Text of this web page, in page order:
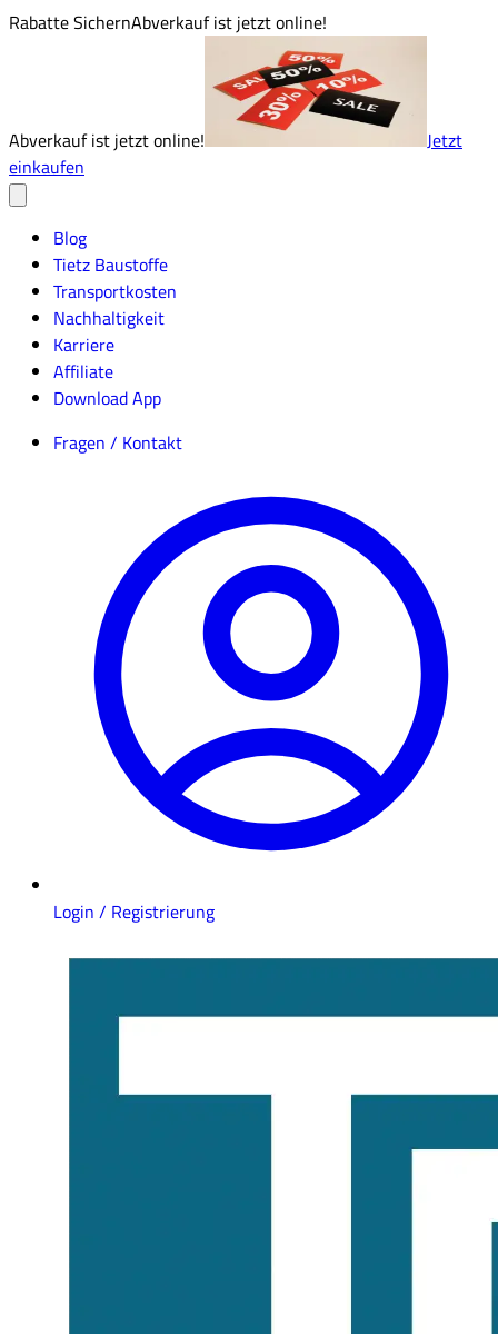
Rabatte SichernAbverkauf ist jetzt online!
Abverkauf ist jetzt online!
Jetzt
einkaufen
Blog
Tietz Baustoffe
Transportkosten
Nachhaltigkeit
Karriere
Affiliate
Download App
Fragen / Kontakt
Login / Registrierung